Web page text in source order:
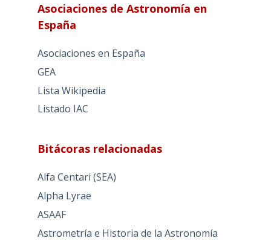
Asociaciones de Astronomía en
España
Asociaciones en España
GEA
Lista Wikipedia
Listado IAC
Bitácoras relacionadas
Alfa Centari (SEA)
Alpha Lyrae
ASAAF
Astrometría e Historia de la Astronomía